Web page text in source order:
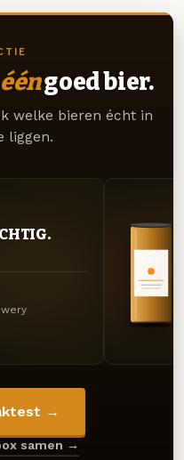
ééngoed bier.
welke bieren écht in
liggen.
→
samen →